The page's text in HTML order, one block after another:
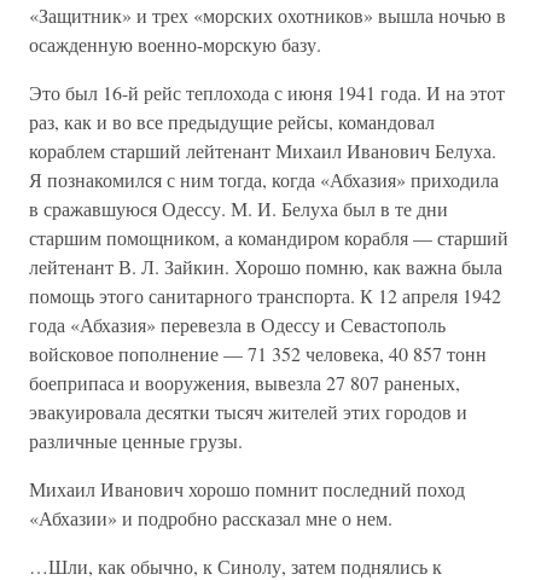
«Защитник» и трех «морских охотников» вышла ночью в
осажденную военно-морскую базу.
Это был 16-й рейс теплохода с июня 1941 года. И на этот
раз, как и во все предыдущие рейсы, командовал
кораблем старший лейтенант Михаил Иванович Белуха.
Я познакомился с ним тогда, когда «Абхазия» приходила
в сражавшуюся Одессу. М. И. Белуха был в те дни
старшим помощником, а командиром корабля — старший
лейтенант В. Л. Зайкин. Хорошо помню, как важна была
помощь этого санитарного транспорта. К 12 апреля 1942
года «Абхазия» перевезла в Одессу и Севастополь
войсковое пополнение — 71 352 человека, 40 857 тонн
боеприпаса и вооружения, вывезла 27 807 раненых,
эвакуировала десятки тысяч жителей этих городов и
различные ценные грузы.
Михаил Иванович хорошо помнит последний поход
«Абхазии» и подробно рассказал мне о нем.
…Шли, как обычно, к Синолу, затем поднялись к